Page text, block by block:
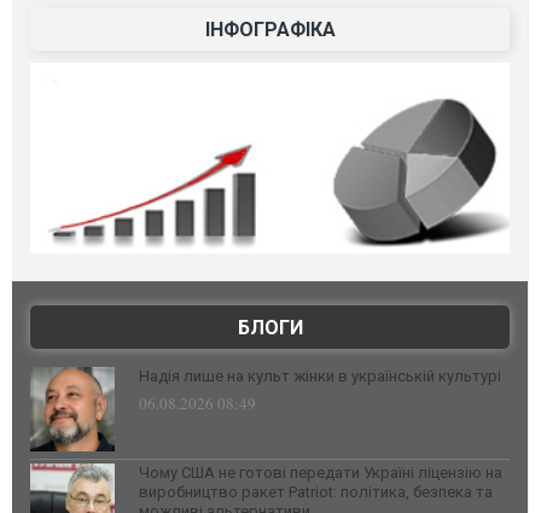
ІНФОГРАФІКА
БЛОГИ
Надія лише на культ жінки в українській культурі
06.08.2026 08:49
Чому США не готові передати Україні ліцензію на
виробництво ракет Patriot: політика, безпека та